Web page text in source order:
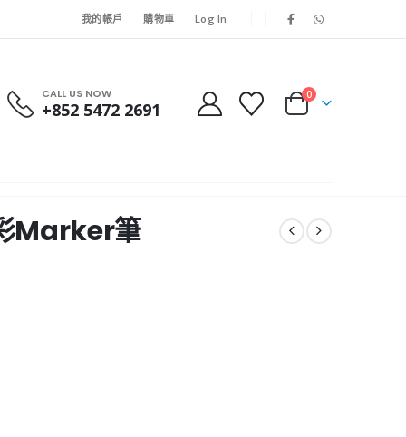
我的帳戶 購物車 Log In
CALL US NOW
+852 5472 2691
0
Marker筆